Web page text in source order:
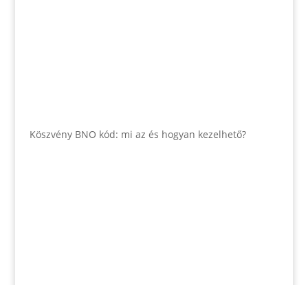
Köszvény BNO kód: mi az és hogyan kezelhető?